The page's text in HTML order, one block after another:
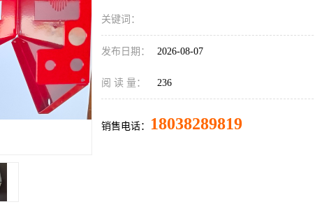
关键词：
发布日期： 2026-08-07
阅 读 量： 236
销售电话： 18038289819